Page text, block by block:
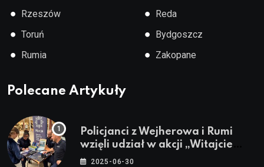
● Rzeszów
● Toruń
● Rumia
● Reda
● Bydgoszcz
● Zakopane
Polecane Artykuły
Policjanci z Wejherowa i Rumi
wzięli udział w akcji „Witajcie
Wakacje”
2025-06-30